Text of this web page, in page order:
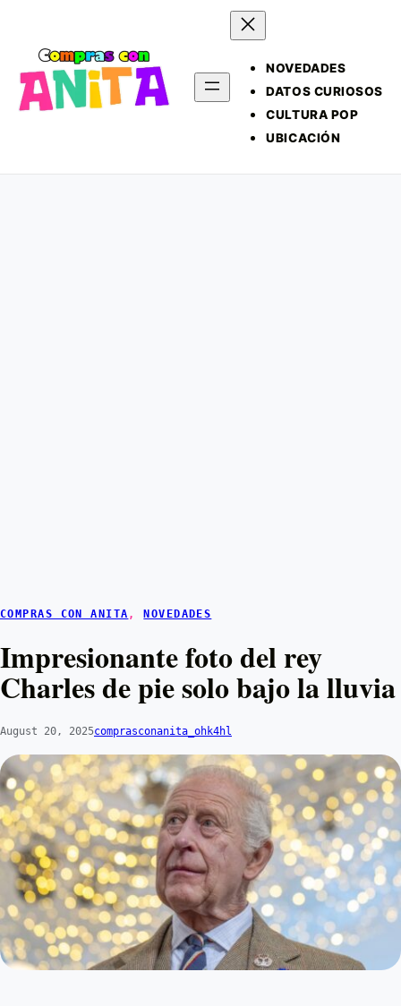
NOVEDADES
DATOS CURIOSOS
CULTURA POP
UBICACIÓN
COMPRAS CON ANITA , NOVEDADES
Impresionante foto del rey
Charles de pie solo bajo la lluvia
August 20, 2025comprasconanita_ohk4hl